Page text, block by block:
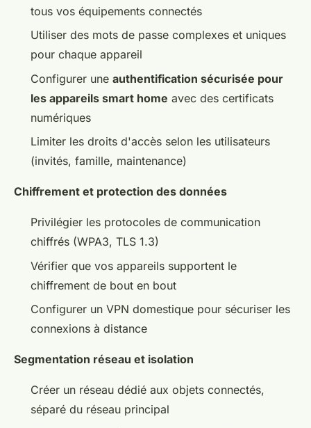
tous vos équipements connectés
Utiliser des mots de passe complexes et uniques
pour chaque appareil
Configurer une authentification sécurisée pour
les appareils smart home avec des certificats
numériques
Limiter les droits d'accès selon les utilisateurs
(invités, famille, maintenance)
Chiffrement et protection des données
Privilégier les protocoles de communication
chiffrés (WPA3, TLS 1.3)
Vérifier que vos appareils supportent le
chiffrement de bout en bout
Configurer un VPN domestique pour sécuriser les
connexions à distance
Segmentation réseau et isolation
Créer un réseau dédié aux objets connectés,
séparé du réseau principal